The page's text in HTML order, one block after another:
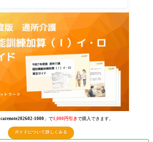
carenote202602-1000 」で1,000円引きで購入できます。
ガイドについて詳しくみる